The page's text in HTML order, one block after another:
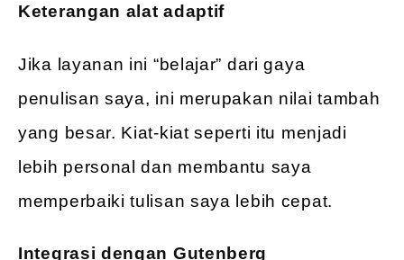
Keterangan alat adaptif
Jika layanan ini “belajar” dari gaya
penulisan saya, ini merupakan nilai tambah
yang besar. Kiat-kiat seperti itu menjadi
lebih personal dan membantu saya
memperbaiki tulisan saya lebih cepat.
Integrasi dengan Gutenberg